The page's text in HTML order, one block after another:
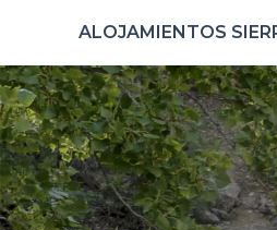
ALOJAMIENTOS